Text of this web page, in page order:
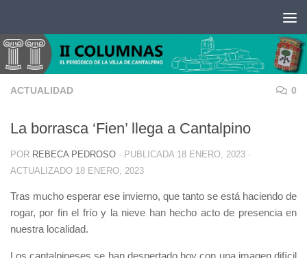
ACTUALIDAD 0
La borrasca ‘Fien’ llega a Cantalpino
POR REBECA PEDROSO · PUBLICADA 18 ENERO, 2023 ·
ACTUALIZADO 18 ENERO, 2023
Tras mucho esperar ese invierno, que tanto se está haciendo de
rogar, por fin el frío y la nieve han hecho acto de presencia en
nuestra localidad.